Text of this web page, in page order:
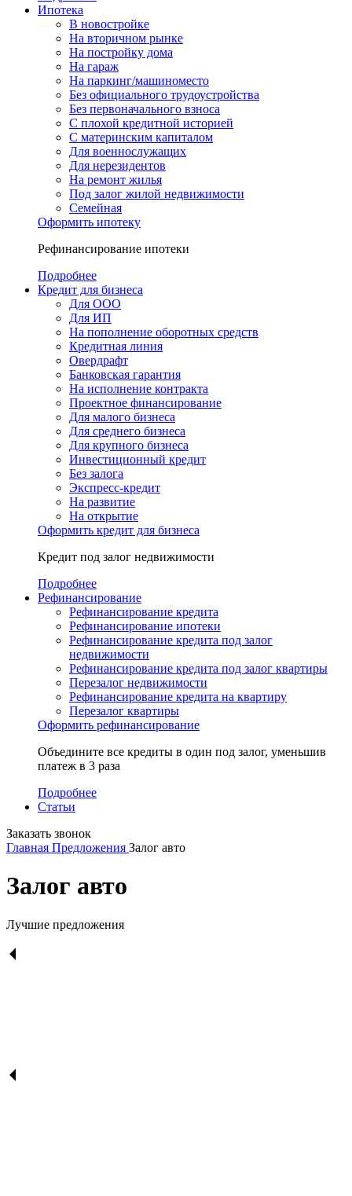
Ипотека
В новостройке
На вторичном рынке
На постройку дома
На гараж
На паркинг/машиноместо
Без официального трудоустройства
Без первоначального взноса
С плохой кредитной историей
С материнским капиталом
Для военнослужащих
Для нерезидентов
На ремонт жилья
Под залог жилой недвижимости
Семейная
Оформить ипотеку
Рефинансирование ипотеки
Подробнее
Кредит для бизнеса
Для ООО
Для ИП
На пополнение оборотных средств
Кредитная линия
Овердрафт
Банковская гарантия
На исполнение контракта
Проектное финансирование
Для малого бизнеса
Для среднего бизнеса
Для крупного бизнеса
Инвестиционный кредит
Без залога
Экспресс-кредит
На развитие
На открытие
Оформить кредит для бизнеса
Кредит под залог недвижимости
Подробнее
Рефинансирование
Рефинансирование кредита
Рефинансирование ипотеки
Рефинансирование кредита под залог
недвижимости
Рефинансирование кредита под залог квартиры
Перезалог недвижимости
Рефинансирование кредита на квартиру
Перезалог квартиры
Оформить рефинансирование
Объедините все кредиты в один под залог, уменьшив
платеж в 3 раза
Подробнее
Статьи
Заказать звонок
Главная Предложения Залог авто
Залог авто
Лучшие предложения